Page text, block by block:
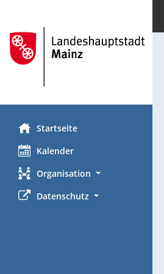
Startseite
Kalender
Organisation
Datenschutz